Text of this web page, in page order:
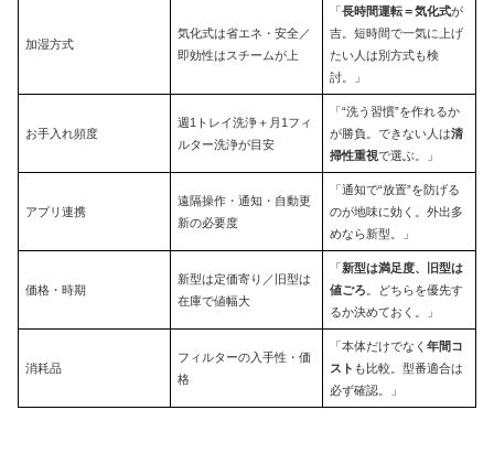
加湿方式
気化式は省エネ・安全／
即効性はスチームが上
「長時間運転＝気化式が
吉。短時間で一気に上げ
たい人は別方式も検
討。」
お手入れ頻度
週1トレイ洗浄＋月1フィ
ルター洗浄が目安
「“洗う習慣”を作れるか
が勝負。できない人は清
掃性重視で選ぶ。」
アプリ連携
遠隔操作・通知・自動更
新の必要度
「通知で“放置”を防げる
のが地味に効く。外出多
めなら新型。」
価格・時期
新型は定価寄り／旧型は
在庫で値幅大
「新型は満足度、旧型は
値ごろ 。どちらを優先す
るか決めておく。」
消耗品
フィルターの入手性・価
格
「本体だけでなく 年間コ
スト も比較。型番適合は
必ず確認。」